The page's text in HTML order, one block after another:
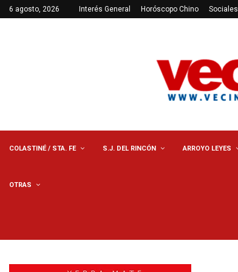
6 agosto, 2026 Interés General Horóscopo Chino Sociales
COLASTINÉ / STA. FE S.J. DEL RINCÓN ARROYO LEYES
OTRAS